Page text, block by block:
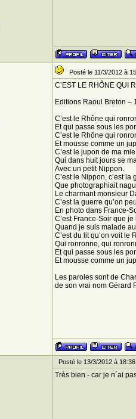
Posté le 11/3/2012 à
C’EST LE RHÔNE QUI
Editions Raoul Breton –
C’est le Rhône qui
Et qui passe sous les
C’est le Rhône qui
Et mousse comme un
C’est le jupon de ma mie
Qui dans huit jours se
Avec un petit Nippon.
C’est le Nippon, c’est la
Que photographiait
Le charmant monsieur
C’est la guerre qu’on
En photo dans France-
C’est France-Soir que je
Quand je suis malade
C’est du lit qu’on voit le
Qui ronronne, qui
Et qui passe sous les
Et mousse comme un
Les paroles sont de
de son vrai nom Gérard
Posté le 13/3/2012 à 18:36
Très bien - car je n´ai